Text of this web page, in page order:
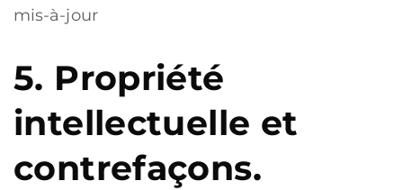
mis-à-jour
5. Propriété
intellectuelle et
contrefaçons.